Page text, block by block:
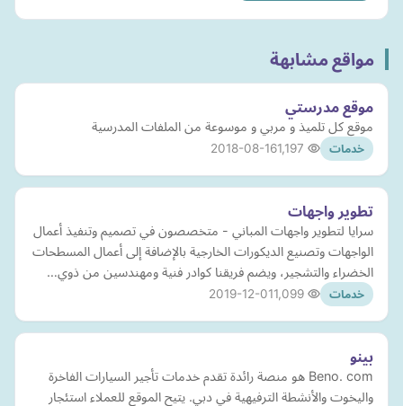
مواقع مشابهة
موقع مدرستي
موقع كل تلميذ و مربي و موسوعة من الملفات المدرسية
خدمات 2018-08-16
تطوير واجهات
سرايا لتطوير واجهات المباني - متخصصون في تصميم وتنفيذ أعمال
الواجهات وتصنيع الديكورات الخارجية بالإضافة إلى أعمال المسطحات
الخضراء والتشجير، ويضم فريقنا كوادر فنية ومهندسين من ذوي…
خدمات 2019-12-01
بينو
Beno. com هو منصة رائدة تقدم خدمات تأجير السيارات الفاخرة
واليخوت والأنشطة الترفيهية في دبي. يتيح الموقع للعملاء استئجار